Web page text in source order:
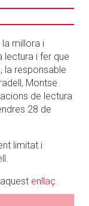
millora i
lectura i fer que
la responsable
Montse
de lectura
28 de
limitat i
enllaç.